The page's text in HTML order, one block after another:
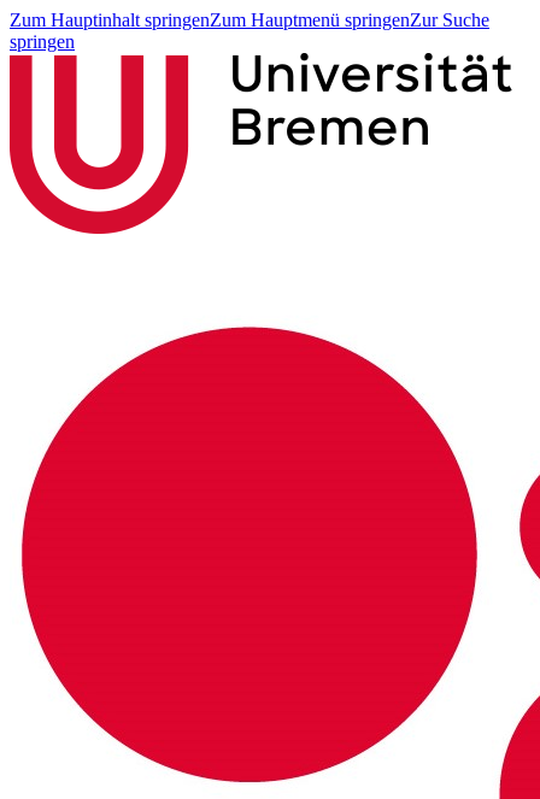
Zum Hauptinhalt springenZum Hauptmenü springenZur Suche
springen